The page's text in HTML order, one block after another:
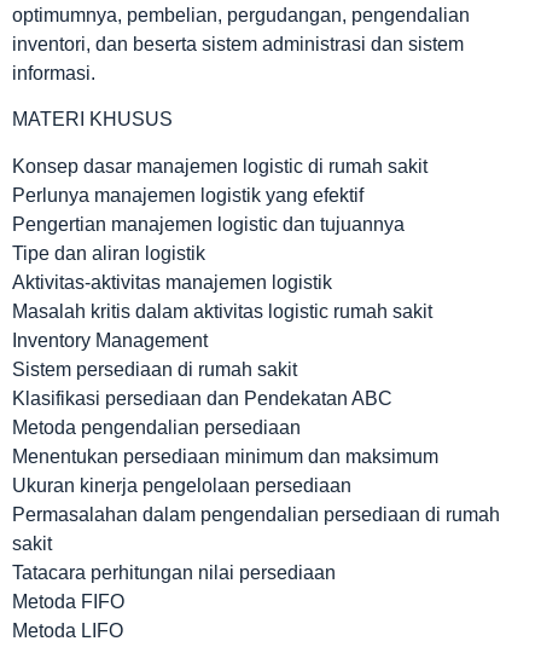
optimumnya, pembelian, pergudangan, pengendalian
inventori, dan beserta sistem administrasi dan sistem
informasi.
MATERI KHUSUS
Konsep dasar manajemen logistic di rumah sakit
Perlunya manajemen logistik yang efektif
Pengertian manajemen logistic dan tujuannya
Tipe dan aliran logistik
Aktivitas-aktivitas manajemen logistik
Masalah kritis dalam aktivitas logistic rumah sakit
Inventory Management
Sistem persediaan di rumah sakit
Klasifikasi persediaan dan Pendekatan ABC
Metoda pengendalian persediaan
Menentukan persediaan minimum dan maksimum
Ukuran kinerja pengelolaan persediaan
Permasalahan dalam pengendalian persediaan di rumah
sakit
Tatacara perhitungan nilai persediaan
Metoda FIFO
Metoda LIFO